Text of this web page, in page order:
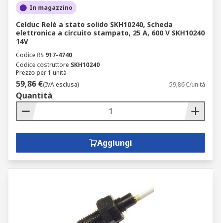
In magazzino
Celduc Relè a stato solido SKH10240, Scheda
elettronica a circuito stampato, 25 A, 600 V SKH10240
14V
Codice RS 917-4740
Codice costruttore SKH10240
Prezzo per 1 unità
59,86 €(IVA esclusa) 59,86 €/unità
Quantità
Aggiungi